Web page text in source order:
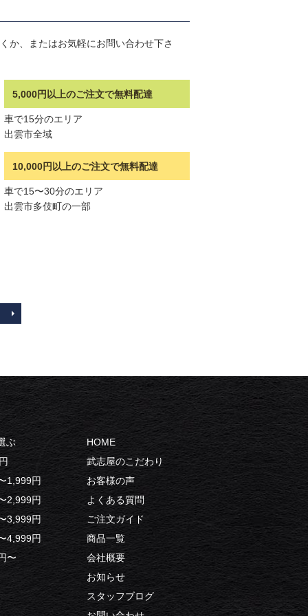
か、またはお気軽にお問い合わせ下さ
5,000円以上のご注文で無料配達
車で15分のエリア
出雲市全域
10,000円以上のご注文で無料配達
車で15〜30分のエリア
出雲市多伎町の一部
ぶ
1,999円
2,999円
3,999円
4,999円
〜
HOME
武志屋のこだわり
お客様の声
よくある質問
ご注文ガイド
商品一覧
会社概要
お知らせ
スタッフブログ